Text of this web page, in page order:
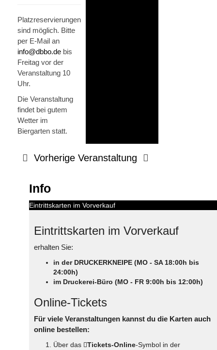
Platzreservierungen
sind möglich. Bitte
per E-Mail an
info@dbbo.de bis
Freitag vor der
Veranstaltung 10
Uhr.
Die Veranstaltung
findet bei gutem
Wetter im
Biergarten statt.
Vorherige Veranstaltung
Info
Eintrittskarten im Vorverkauf
Eintrittskarten im Vorverkauf
erhalten Sie:
in der DRUCKERKNEIPE (MO - SA 18:00h bis
24:00h)
im Druckerei-Büro (MO - FR 9:00h bis 12:00h)
Online-Tickets
Für viele Veranstaltungen kannst du die Karten auch
online bestellen:
Über das Tickets-Online-Symbol in der